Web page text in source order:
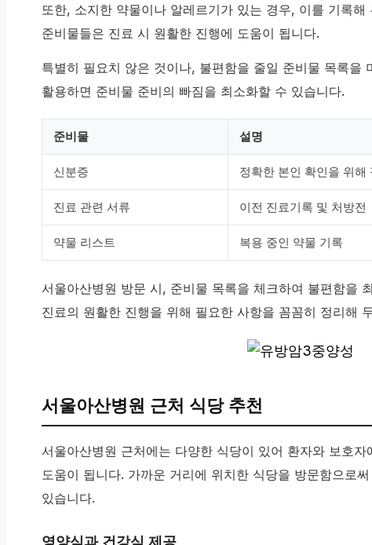
또한, 소지한 약물이나 알레르기가 있는 경우, 이를 기록
준비물들은 진료 시 원활한 진행에 도움이 됩니다.
특별히 필요치 않은 것이나, 불편함을 줄일 준비물 목록을
활용하면 준비물 준비의 빠짐을 최소화할 수 있습니다.
준비물 설명
신분증 정확한 본인 확인을 위해
진료 관련 서류 이전 진료기록 및 처방전
약물 리스트 복용 중인 약물 기록
서울아산병원 방문 시, 준비물 목록을 체크하여 불편함을
진료의 원활한 진행을 위해 필요한 사항을 꼼꼼히 정리해
서울아산병원 근처 식당 추천
서울아산병원 근처에는 다양한 식당이 있어 환자와 보호
도움이 됩니다. 가까운 거리에 위치한 식당을 방문함으로
있습니다.
영양식과 건강식 제공